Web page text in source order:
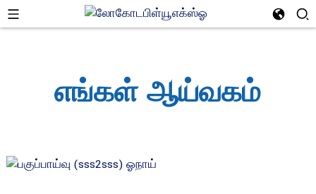
எங்கள் ஆய்வகம்